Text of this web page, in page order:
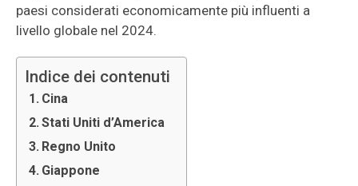
paesi considerati economicamente più influenti a
livello globale nel 2024.
Indice dei contenuti
Cina
Stati Uniti d’America
Regno Unito
Giappone